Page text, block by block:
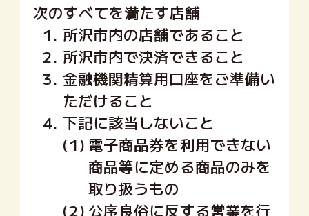
次のすべてを満たす店舗
1. 所沢市内の店舗であること
2. 所沢市内で決済できること
3. 金融機関精算用口座をご準備い
ただけること
4. 下記に該当しないこと
(1) 電子商品券を利用できない
商品等に定める商品のみを
取り扱うもの
(2) 公序良俗に反する営業を行